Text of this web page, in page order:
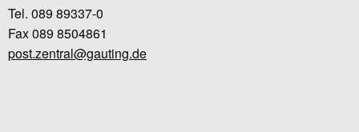
Tel. 089 89337-0
Fax 089 8504861
post.zentral@gauting.de